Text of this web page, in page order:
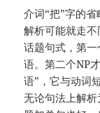
介词“把”字的
解析可能就走
话题句式，第
语。第二个NP
语”，它与动词
无论句法上解